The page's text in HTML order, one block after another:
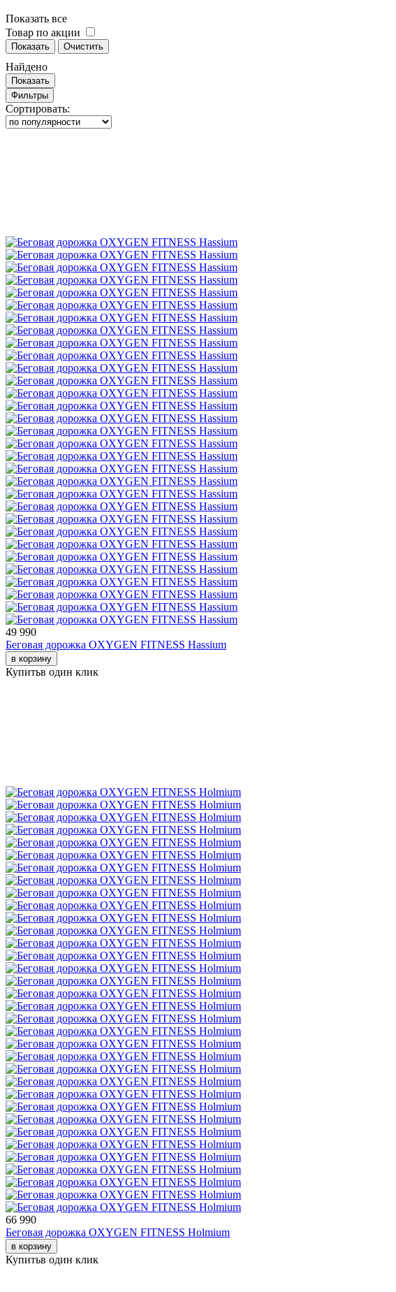
Показать все
Товар по акции
Показать Очистить
Найдено
Показать
Фильтры
Сортировать:
49 990
Беговая дорожка OXYGEN FITNESS Hassium
в корзину
Купитьв один клик
66 990
Беговая дорожка OXYGEN FITNESS Holmium
в корзину
Купитьв один клик